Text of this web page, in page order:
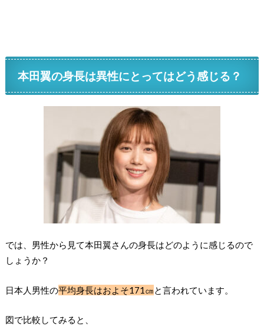
本田翼の身長は異性にとってはどう感じる？
では、男性から見て本田翼さんの身長はどのように感じるので
しょうか？
日本人男性の平均身長はおよそ171㎝と言われています。
図で比較してみると、